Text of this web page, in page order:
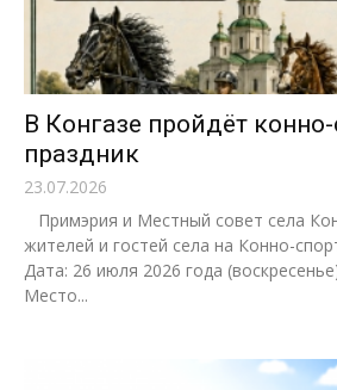
В Конгазе пройдёт
праздник
23.07.2026
Примэрия и Местный совет села
жителей и гостей села на Конно-
Дата: 26 июля 2026 года
Место...